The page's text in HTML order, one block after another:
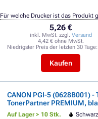
5,26 €
inkl. MwSt. zzgl. Versand
4,42 € ohne MwSt.
Niedrigster Preis der letzten 30 Tage:
Kaufen
Für welche Drucker ist das Produkt
CANON PGI-5 (0628B001)
TonerPartner PREMIUM,
Auf Lager > 10 Stk. Schwarz